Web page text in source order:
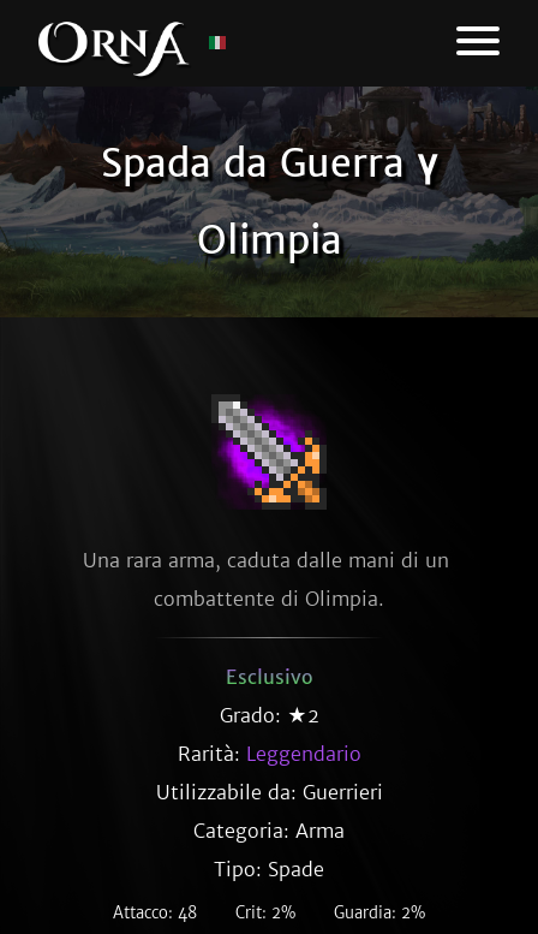
Spada da Guerra γ
Olimpia
Una rara arma, caduta dalle mani di un
combattente di Olimpia.
Esclusivo
Grado: ★2
Rarità: Leggendario
Utilizzabile da: Guerrieri
Categoria: Arma
Tipo: Spade
Attacco: 48 Crit: 2% Guardia: 2%